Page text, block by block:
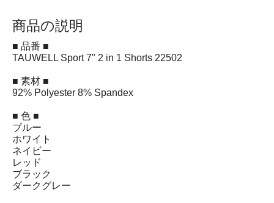
商品の説明
■ 品番 ■
TAUWELL Sport 7" 2 in 1 Shorts 22502
■ 素材 ■
92% Polyester 8% Spandex
■ 色 ■
ブルー
ホワイト
ネイビー
レッド
ブラック
ダークグレー